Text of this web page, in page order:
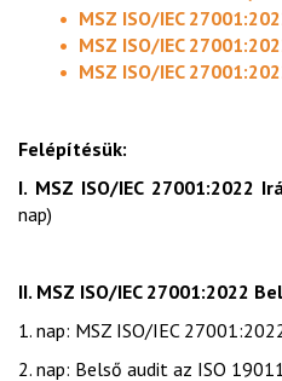
MSZ ISO/IEC
MSZ ISO/IEC
MSZ ISO/IEC
Felépítésük:
I. MSZ ISO/IEC 27001:2022
nap)
II. MSZ ISO/IEC 27001:2022
1. nap: MSZ ISO/IEC
2. nap: Belső audit az ISO